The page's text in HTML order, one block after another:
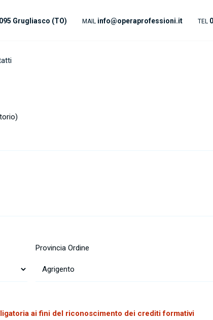
Grugliasco (TO) MAIL info@operaprofessioni.it TEL
Provincia Ordine
ai fini del riconoscimento dei crediti formativi